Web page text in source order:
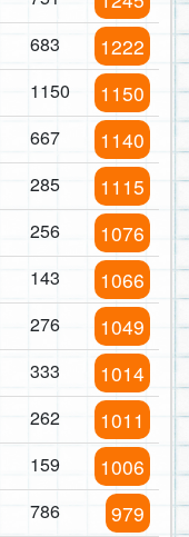
683 1222
1150 1150
667 1140
285 1115
256 1076
143 1066
276 1049
333 1014
262 1011
159 1006
786 979